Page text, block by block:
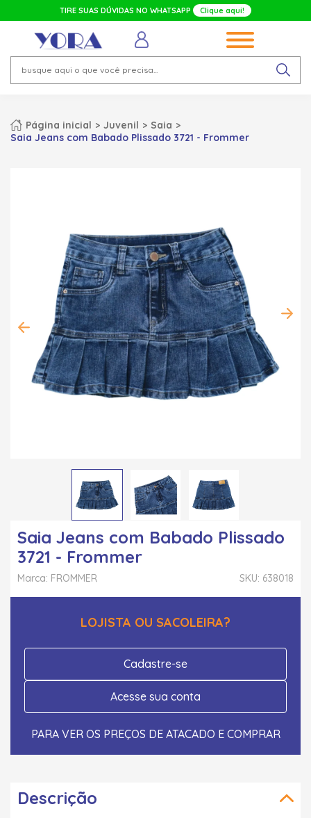
TIRE SUAS DÚVIDAS NO WHATSAPP Clique aqui!
Página inicial Juvenil
Saia
Saia Jeans com Babado Plissado 3721 - Frommer
Saia Jeans com Babado Plissado
3721 - Frommer
SKU: 638018
Marca: FROMMER
LOJISTA OU SACOLEIRA?
Cadastre-se
Acesse sua conta
PARA VER OS PREÇOS DE ATACADO E COMPRAR
Descrição